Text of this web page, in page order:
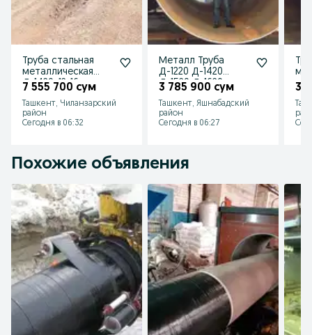
Труба стальная
металлическая
Д-1420х12-16мм
Оптом со склада
7 555 700 сум
Ташкент, Чиланзарский
район
Сегодня в 06:32
Металл Труба
Д-1220 Д-1420
Д-1520 Д-1620
Д-1720 Д-1820
Д-1920 Д-2000
3 785 900 сум
Ташкент, Яшнабадский
район
Сегодня в 06:27
рук
3
Похожие объявления